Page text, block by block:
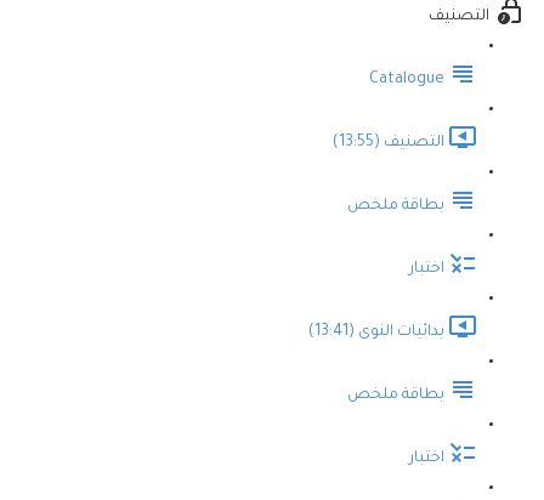
التصنيف
Catalogue
التصنيف (13:55)
بطاقة ملخص
اختبار
بدائيات النوى (13:41)
بطاقة ملخص
اختبار